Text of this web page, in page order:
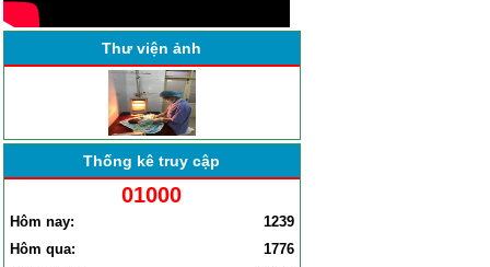
Thư viện ảnh
Thống kê truy cập
01000
Hôm nay:
1239
Hôm qua:
1776